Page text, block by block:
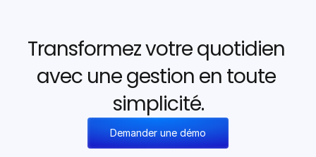
Transformez votre quotidien
avec une gestion en toute
simplicité.
Demander une démo